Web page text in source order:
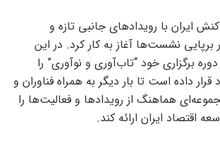
ایران با رویدادهای جانبی تازه و
برپایی نشست‌ها آغاز به کار کرد. در این
برگزاری خود “تاب‌آوری و نوآوری” را
داده است تا بار دیگر به همراه فناوران و
هماهنگ از رویدادها و فعالیت‌ها را
اقتصاد ایران ارائه کند.